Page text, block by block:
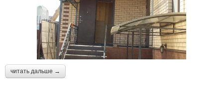
Навесы над крыльцом Крыльцо для дачи
читать дальше →